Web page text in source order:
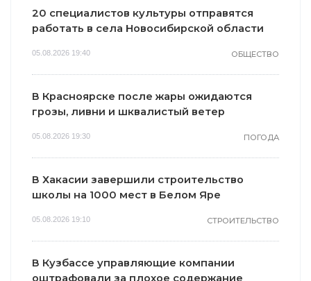
20 специалистов культуры отправятся
работать в села Новосибирской области
05.08.2026 19:40 ОБЩЕСТВО
В Красноярске после жары ожидаются
грозы, ливни и шквалистый ветер
05.08.2026 19:30 ПОГОДА
В Хакасии завершили строительство
школы на 1000 мест в Белом Яре
05.08.2026 19:10 СТРОИТЕЛЬСТВО
В Кузбассе управляющие компании
оштрафовали за плохое содержание